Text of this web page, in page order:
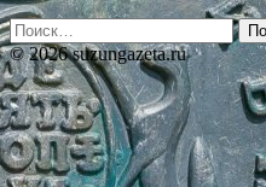
Найти:
© 2026 suzungazeta.ru